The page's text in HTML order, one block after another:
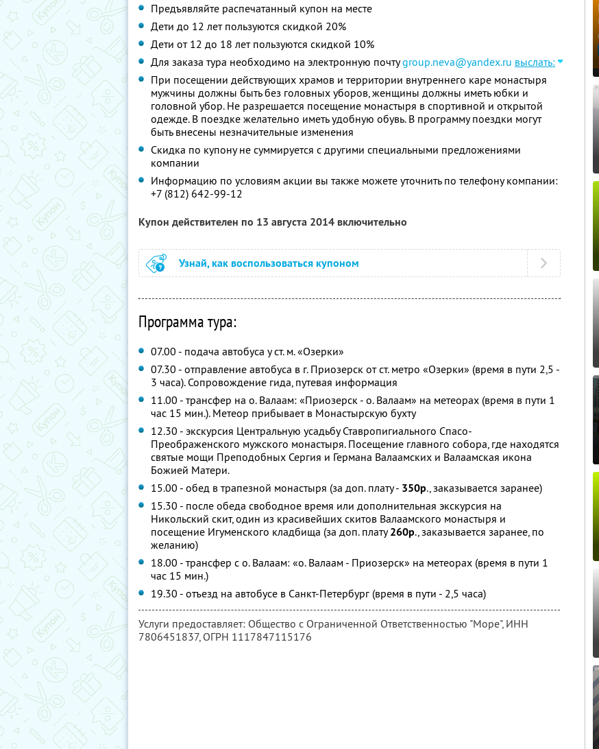
Предъявляйте распечатанный купон на месте
Дети до 12 лет пользуются скидкой 20%
Дети от 12 до 18 лет пользуются скидкой 10%
Для заказа тура необходимо на электронную почтуgroup.neva@yandex.ru выслать:
При посещении действующих храмов и территории внутреннего каре монастыря
мужчины должны быть без головных уборов, женщины должны иметь юбки и
головной убор. Не разрешается посещение монастыря в спортивной и открытой
одежде. В поездке желательно иметь удобную обувь. В программу поездки могут
быть внесены незначительные изменения
Скидка по купону не суммируется с другими специальными предложениями
компании
Информацию по условиям акции вы также можете уточнить по телефону компании:
+7 (812) 642-99-12
Купон действителен по 13 августа 2014 включительно
Узнай, как воспользоваться купоном
Программа тура:
07.00 - подача автобуса у ст. м. «Озерки»
07.30 - отправление автобуса в г. Приозерск от ст. метро «Озерки» (время в пути 2,5 -
3 часа). Сопровождение гида, путевая информация
11.00 - трансфер на о. Валаам: «Приозерск - о. Валаам» на метеорах (время в пути 1
час 15 мин.). Метеор прибывает в Монастырскую бухту
12.30 - экскурсия Центральную усадьбу Ставропигиального Спасо-
Преображенского мужского монастыря. Посещение главного собора, где находятся
святые мощи Преподобных Сергия и Германа Валаамских и Валаамская икона
Божией Матери.
15.00 - обед в трапезной монастыря (за доп. плату - 350р., заказывается заранее)
15.30 - после обеда свободное время или дополнительная экскурсия на
Никольский скит, один из красивейших скитов Валаамского монастыря и
посещение Игуменского кладбища (за доп. плату260р., заказывается заранее, по
желанию)
18.00 - трансфер с о. Валаам: «о. Валаам - Приозерск» на метеорах (время в пути 1
час 15 мин.)
19.30 - отъезд на автобусе в Санкт-Петербург (время в пути - 2,5 часа)
Услуги предоставляет: Общество с Ограниченной Ответственностью "Море", ИНН
7806451837, ОГРН 1117847115176